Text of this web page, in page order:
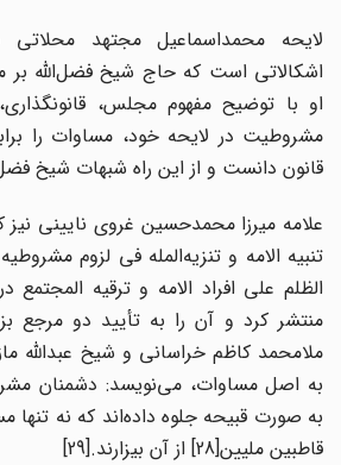
لایحه محمداسماعیل مجتهد محلاتی
اشکالاتی است که حاج شیخ فضل‌الله بر
او با توضیح مفهوم مجلس،
مشروطیت در لایحه خود، مساوات را
قانون دانست و از این راه شبهات شیخ
علامه میرزا محمدحسین غروی نایینی نیز
تنبیه الامه و تنزیه‌المله فی لزوم مشروطیه
منتشر کرد و آن را به تأیید دو مرجع
ملامحمد کاظم خراسانی و شیخ عبدالله
به اصل مساوات، می‌نویسد: دشمنان
به صورت قبیحه جلوه داده‌اند که نه تنها
قاطبین ملیین[28] از آن بیزارند.[29]